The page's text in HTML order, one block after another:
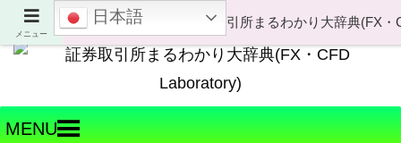
Welcome to FX・CFD Laboratory!
MENU
メニュー
日本語